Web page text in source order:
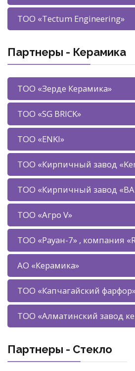
ТОО «Tectum Engineering»
Партнеры - Керамика
ТОО «Зерде Керамика»
ТОО «SG BRICK»
ТОО «ENKI»
ТОО «Кирпичный завод
ТОО «Кирпичный завод
ТОО «Агро V»
ТОО «Рауан-7» , компания
АО «Керамика»
ТОО «Капчагайский
ТОО «Алматинский завод
Партнеры - Стекло